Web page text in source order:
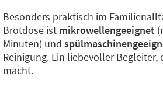
Besonders praktisch im
Brotdose ist mikrowellengeeignet
Minuten) und
Reinigung. Ein liebevoller Begleiter,
macht.